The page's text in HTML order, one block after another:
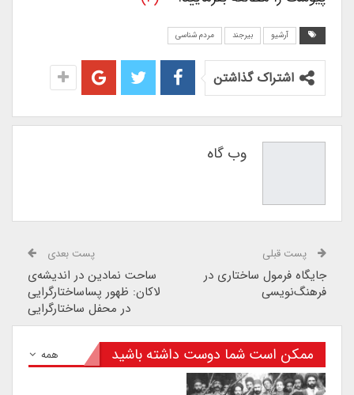
آرشیو بیرجند مردم شناسی
اشتراک گذاشتن
وب گاه
پست قبلی
جایگاه فرمول ساختاری در
فرهنگ‌نویسی
پست بعدی
ساحت نمادین در اندیشه‌ی
لاکان: ظهور پساساختارگرایی
در محفل ساختارگرایی
همه ممکن است شما دوست داشته باشید